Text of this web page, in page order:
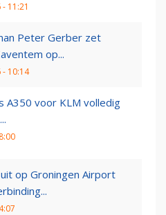
11:21
Peter Gerber zet
op...
- 10:14
A350 voor KLM volledig
op Groningen Airport